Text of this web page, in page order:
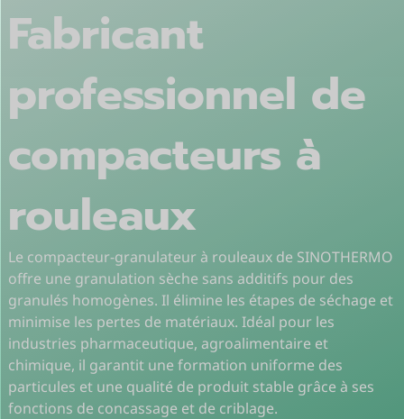
Fabricant
professionnel de
compacteurs à
rouleaux
Le compacteur-granulateur à rouleaux de SINOTHERMO
offre une granulation sèche sans additifs pour des
granulés homogènes. Il élimine les étapes de séchage et
minimise les pertes de matériaux. Idéal pour les
industries pharmaceutique, agroalimentaire et
chimique, il garantit une formation uniforme des
particules et une qualité de produit stable grâce à ses
fonctions de concassage et de criblage.